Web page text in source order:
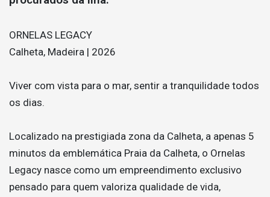
ORNELAS LEGACY
Calheta, Madeira | 2026
Viver com vista para o mar, sentir a tranquilidade todos
os dias.
Localizado na prestigiada zona da Calheta, a apenas 5
minutos da emblemática Praia da Calheta, o Ornelas
Legacy nasce como um empreendimento exclusivo
pensado para quem valoriza qualidade de vida,